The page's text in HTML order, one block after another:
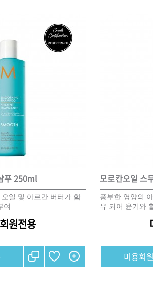
NO
컨디셔너
이벤트
헤어 트렌드
미용회원
대전 부산 울산
푸 250ml
일 및 아르간 버터가 함
여
원전용
모로칸오일 스
풍부한 영양의
유 되어 윤기와
미용회